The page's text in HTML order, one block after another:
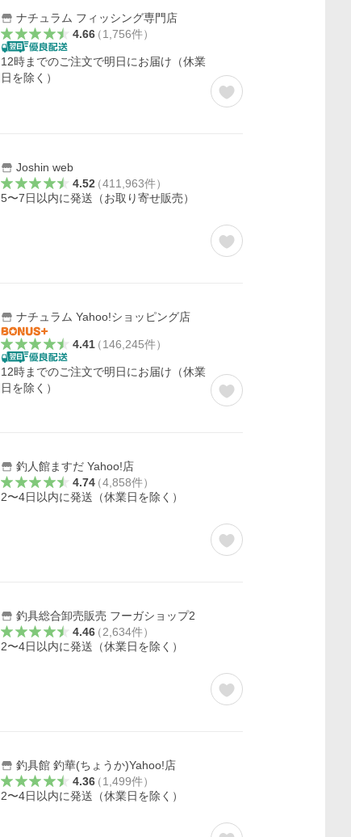
ナチュラム フィッシング専門店
4.66（1,756件）
12時までのご注文で明日にお届け（休業
日を除く）
Joshin web
4.52（411,963件）
5〜7日以内に発送（お取り寄せ販売）
ナチュラム Yahoo!ショッピング店
4.41（146,245件）
12時までのご注文で明日にお届け（休業
日を除く）
釣人館ますだ Yahoo!店
4.74（4,858件）
2〜4日以内に発送（休業日を除く）
釣具総合卸売販売 フーガショップ2
4.46（2,634件）
2〜4日以内に発送（休業日を除く）
釣具館 釣華(ちょうか)Yahoo!店
4.36（1,499件）
2〜4日以内に発送（休業日を除く）